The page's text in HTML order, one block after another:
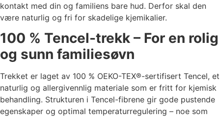
kontakt med din og familiens bare hud. Derfor skal den
være naturlig og fri for skadelige kjemikalier.
100 % Tencel-trekk – For en rolig
og sunn familiesøvn
Trekket er laget av 100 % OEKO-TEX®-sertifisert Tencel, et
naturlig og allergivennlig materiale som er fritt for kjemisk
behandling. Strukturen i Tencel-fibrene gir gode pustende
egenskaper og optimal temperaturregulering – noe som